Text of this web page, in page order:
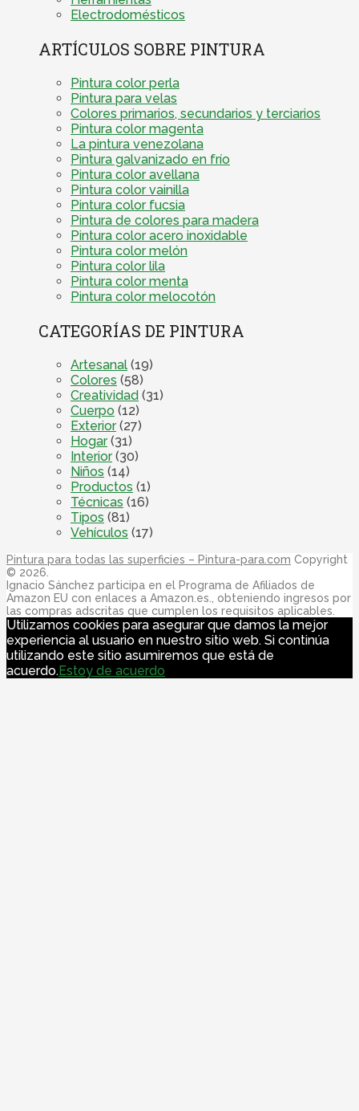
Electrodomésticos
ARTÍCULOS SOBRE PINTURA
Pintura color perla
Pintura para velas
Colores primarios, secundarios y terciarios
Pintura color magenta
La pintura venezolana
Pintura galvanizado en frío
Pintura color avellana
Pintura color vainilla
Pintura color fucsia
Pintura de colores para madera
Pintura color acero inoxidable
Pintura color melón
Pintura color lila
Pintura color menta
Pintura color melocotón
CATEGORÍAS DE PINTURA
Artesanal (19)
Colores (58)
Creatividad (31)
Cuerpo (12)
Exterior(27)
Hogar(31)
Interior(30)
Niños (14)
Productos (1)
Técnicas (16)
Tipos (81)
Vehículos (17)
Pintura para todas las superficies – Pintura-para.com Copyright
© 2026.
Ignacio Sánchez participa en el Programa de Afiliados de
Amazon EU con enlaces a Amazon.es., obteniendo ingresos por
las compras adscritas que cumplen los requisitos aplicables.
Utilizamos cookies para asegurar que damos la mejor
experiencia al usuario en nuestro sitio web. Si continúa
utilizando este sitio asumiremos que está de
acuerdo.Estoy de acuerdo